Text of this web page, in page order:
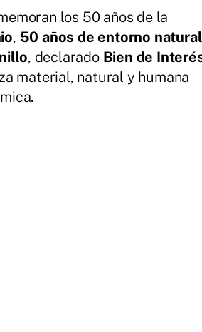
los 50 años de la
, 50 años de entorno natural
, declarado Bien de
material, natural y humana